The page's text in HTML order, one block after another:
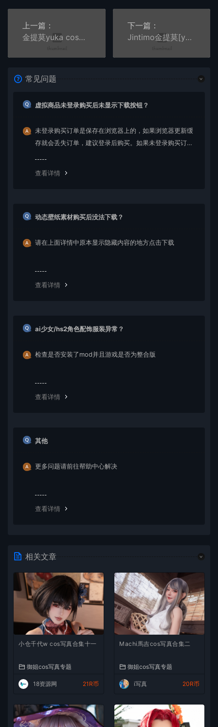
上一篇：
金提莫yuka cos毛衣+猫耳写真合集
下一篇：
Jintimo金提莫[yuka]写真合集3套【Mystic】陈圣俊前妻
常见问题
虚拟商品未登录购买后未显示下载按钮？
未登录购买订单是保存在浏览器上的，如果浏览器更新缓
存就会丢失订单，建议登录后购买。如果未登录购买订单
查看详情
动态壁纸素材购买后没法下载？
请在上面详情中原本显示隐藏内容的地方点击下载
查看详情
ai少女/hs2角色配饰服装异常？
检查是否安装了mod并且游戏是否为整合版
查看详情
其他
更多问题请前往帮助中心解决
查看详情
相关文章
小仓千代w cos写真合集十一
御姐cos写真专题
18资源网 21R币
Machi馬吉cos写真合集二
御姐cos写真专题
i写真 20R币